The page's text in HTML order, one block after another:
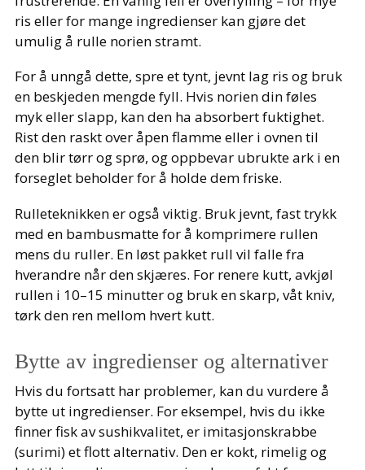
ris eller for mange ingredienser kan gjøre det
umulig å rulle norien stramt.
For å unngå dette, spre et tynt, jevnt lag ris og bruk
en beskjeden mengde fyll. Hvis norien din føles
myk eller slapp, kan den ha absorbert fuktighet.
Rist den raskt over åpen flamme eller i ovnen til
den blir tørr og sprø, og oppbevar ubrukte ark i en
forseglet beholder for å holde dem friske.
Rulleteknikken er også viktig. Bruk jevnt, fast trykk
med en bambusmatte for å komprimere rullen
mens du ruller. En løst pakket rull vil falle fra
hverandre når den skjæres. For renere kutt, avkjøl
rullen i 10–15 minutter og bruk en skarp, våt kniv,
tørk den ren mellom hvert kutt.
Bytte av ingredienser og alternativer
Hvis du fortsatt har problemer, kan du vurdere å
bytte ut ingredienser. For eksempel, hvis du ikke
finner fisk av sushikvalitet, er imitasjonskrabbe
(surimi) et flott alternativ. Den er kokt, rimelig og